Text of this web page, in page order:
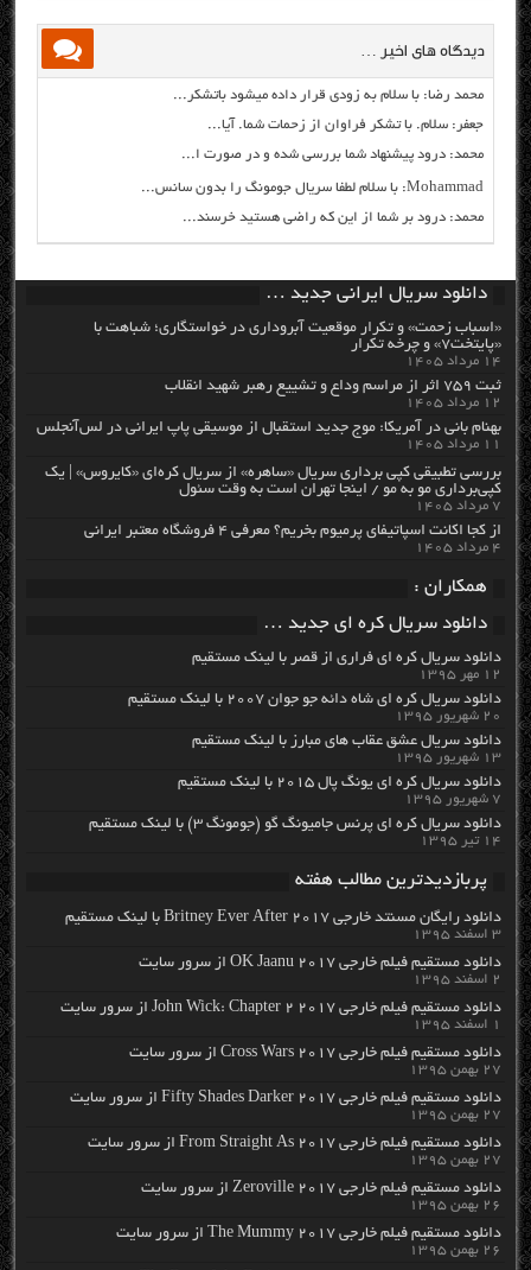
دیدگاه های اخیر …
محمد رضا: با سلام به زودی قرار داده میشود باتشکر...
جعفر: سلام. با تشکر فراوان از زحمات شما. آیا...
محمد: درود پیشنهاد شما بررسی شده و در صورت ا...
Mohammad: با سلام لطفا سریال جومونگ را بدون سانس...
محمد: درود بر شما از این که راضی هستید خرسند...
دانلود سریال ایرانی جدید …
«اسباب زحمت» و تکرار موقعیت آبروداری در خواستگاری؛ شباهت با
«پایتخت۷» و چرخه تکرار
۱۴ مرداد ۱۴۰۵
ثبت ۷۵۹ اثر از مراسم وداع و تشییع رهبر شهید انقلاب
۱۲ مرداد ۱۴۰۵
بهنام بانی در آمریکا: موج جدید استقبال از موسیقی پاپ ایرانی در لس‌آنجلس
۱۱ مرداد ۱۴۰۵
بررسی تطبیقی کپی برداری سریال «ساهره» از سریال کره‌ای «کایروس» | یک
کپی‌برداری مو به مو / اینجا تهران است به وقت سئول
۷ مرداد ۱۴۰۵
از کجا اکانت اسپاتیفای پرمیوم بخریم؟ معرفی ۴ فروشگاه معتبر ایرانی
۴ مرداد ۱۴۰۵
همکاران :
دانلود سریال کره ای جدید …
دانلود سریال کره ای فراری از قصر با لینک مستقیم
۱۲ مهر ۱۳۹۵
دانلود سریال کره ای شاه دائه جو جوان ۲۰۰۷ با لینک مستقیم
۲۰ شهریور ۱۳۹۵
دانلود سریال عشق عقاب های مبارز با لینک مستقیم
۱۳ شهریور ۱۳۹۵
دانلود سریال کره ای یونگ پال ۲۰۱۵ با لینک مستقیم
۷ شهریور ۱۳۹۵
دانلود سریال کره ای پرنس جامیونگ گو (جومونگ ۳) با لینک مستقیم
۱۴ تیر ۱۳۹۵
پربازدیدترین مطالب هفته
دانلود رایگان مسنتد خارجی Britney Ever After 2017 با لینک مستقیم
۳ اسفند ۱۳۹۵
دانلود مستقیم فیلم خارجی OK Jaanu 2017 از سرور سایت
۲ اسفند ۱۳۹۵
دانلود مستقیم فیلم خارجی John Wick: Chapter 2 2017 از سرور سایت
۱ اسفند ۱۳۹۵
دانلود مستقیم فیلم خارجی Cross Wars 2017 از سرور سایت
۲۷ بهمن ۱۳۹۵
دانلود مستقیم فیلم خارجی Fifty Shades Darker 2017 از سرور سایت
۲۷ بهمن ۱۳۹۵
دانلود مستقیم فیلم خارجی From Straight As 2017 از سرور سایت
۲۷ بهمن ۱۳۹۵
دانلود مستقیم فیلم خارجی Zeroville 2017 از سرور سایت
۲۶ بهمن ۱۳۹۵
دانلود مستقیم فیلم خارجی The Mummy 2017 از سرور سایت
۲۶ بهمن ۱۳۹۵